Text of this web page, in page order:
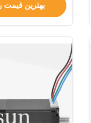
بهترین قیمت